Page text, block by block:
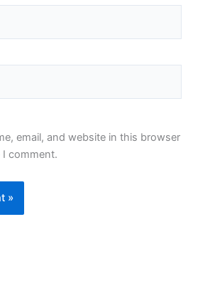
email, and website in this browser
comment.